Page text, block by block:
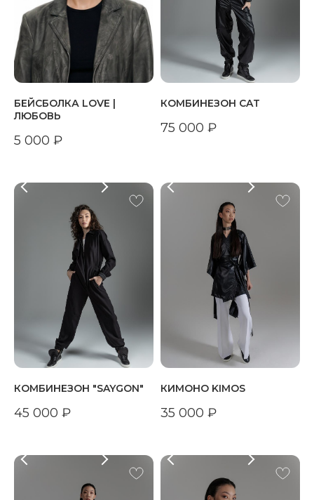
БЕЙСБОЛКА LOVE |
ЛЮБОВЬ
5 000 ₽
КОМБИНЕЗОН CAT
75 000 ₽
КОМБИНЕЗОН "SAYGON"
45 000 ₽
КИМОНО KIMOS
35 000 ₽